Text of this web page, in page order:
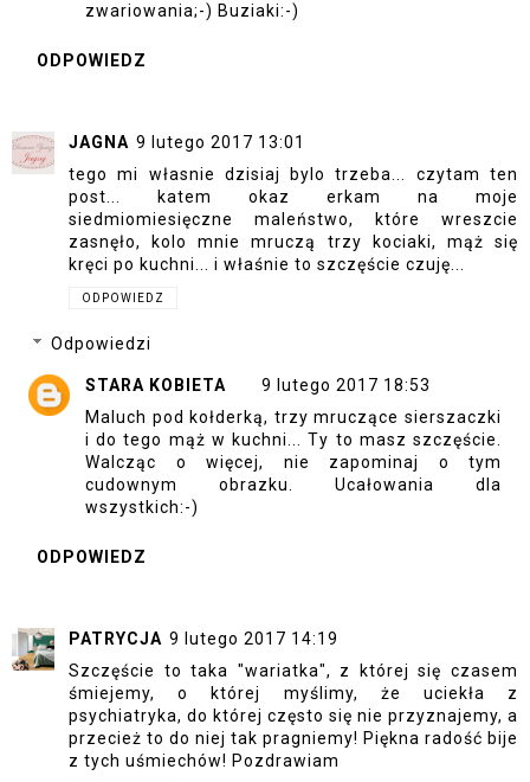
zwariowania;-) Buziaki:-)
ODPOWIEDZ
JAGNA 9 lutego 2017 13:01
tego mi własnie dzisiaj bylo trzeba... czytam ten
post... katem okaz erkam na moje
siedmiomiesięczne maleństwo, które wreszcie
zasnęło, kolo mnie mruczą trzy kociaki, mąż się
kręci po kuchni... i właśnie to szczęście czuję...
ODPOWIEDZ
Odpowiedzi
STARA KOBIETA
9 lutego 2017 18:53
Maluch pod kołderką, trzy mruczące sierszaczki
i do tego mąż w kuchni... Ty to masz szczęście.
Walcząc o więcej, nie zapominaj o tym
cudownym obrazku. Ucałowania dla
wszystkich:-)
ODPOWIEDZ
PATRYCJA 9 lutego 2017 14:19
Szczęście to taka "wariatka", z której się czasem
śmiejemy, o której myślimy, że uciekła z
psychiatryka, do której często się nie przyznajemy, a
przecież to do niej tak pragniemy! Piękna radość bije
z tych uśmiechów! Pozdrawiam